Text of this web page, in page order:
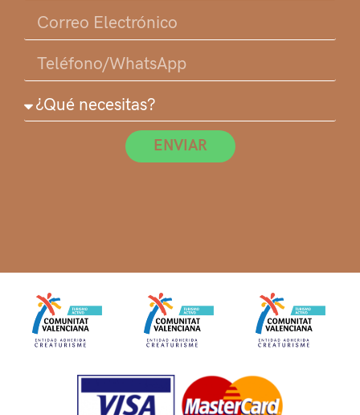
ENVIAR